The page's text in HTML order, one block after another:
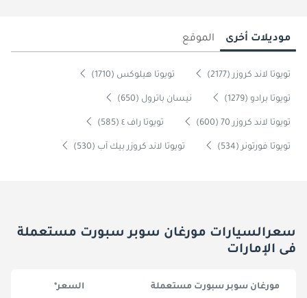
موديلات أخرى الموقع
تويوتا لاند كروزر (2177) تويوتا هيلوكس (1710)
تويوتا برادو (1279) نيسان باترول (650)
تويوتا لاند كروزر 70 (600) تويوتا راف ٤ (585)
تويوتا فورتونر (534) تويوتا لاند كروزر بيك آب (530)
سعرالسيارات مورغان سوبر سبورت مستعملة
فى الإمارات
مورغان سوبر سبورت مستعملة السعر*